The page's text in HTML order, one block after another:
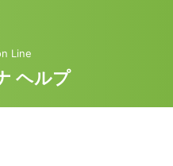
Line
ヘルプ